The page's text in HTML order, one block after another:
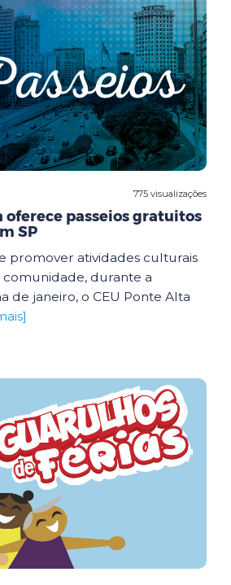
775 visualizações
oferece passeios gratuitos
SP
promover atividades culturais
comunidade, durante a
de janeiro, o CEU Ponte Alta